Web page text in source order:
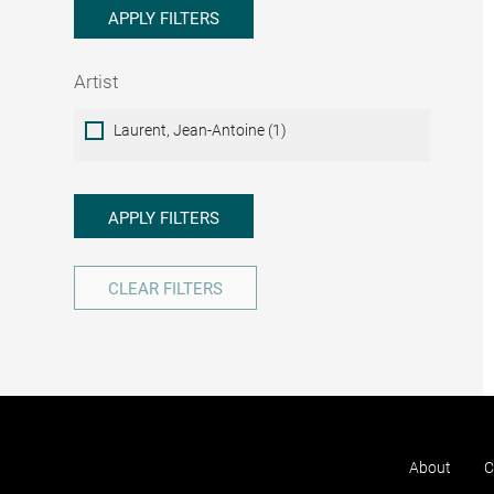
APPLY FILTERS
Artist
ArtistLaurent, Jean-Antoine (1)
APPLY FILTERS
CLEAR FILTERS
About